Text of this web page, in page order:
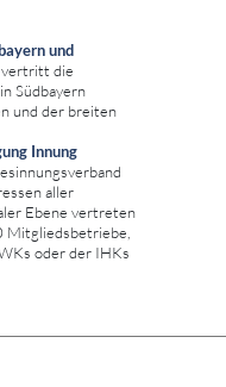
und
vertritt die
Südbayern
und der breiten
Innung
aller
Ebene vertreten
Mitgliedsbetriebe,
oder der IHKs